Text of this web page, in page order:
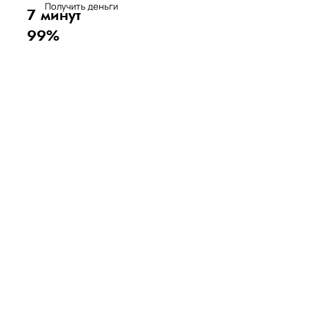
Получить деньги
7 минут
99%